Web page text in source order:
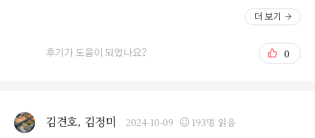
요 4. 빵이 차가움 (버터가 발라먹도록 나왔는데 빵이 차서
ㅠㅠ 다만 전자레인지가 음료있는곳에 있어요!) 5. 밥에서
냄새 (이건 어른들이 말씀하셨어요 조금 시간이 지난밥 느
낌이라고 저는 크게는 못느꼈어요) 제가 느낀점이였어요
ㅠ 그래도 만족해요! 이제 식날을 기다리기만 하면 될거 같
희는 정말 운이 좋았다고 할 수 있었어요 >.< 저희는 충분
한 시간이 없어서 웨딩 박람회에서 웨딩준비를 시작하고
웨딩플래너님을 끼고 결혼 정보를 알아봤어요. 여러 식장
을 추천해주셨는데 너무 운좋게도 저희가 제일 마음이 갔
통편이 편리할 것 3. 역과 가까운 홀일것 4. 식사가 뷔페식
더 보기
후기가 도움이 되었나요? 0
김견호, 김정미 2024-10-09 193명 읽음